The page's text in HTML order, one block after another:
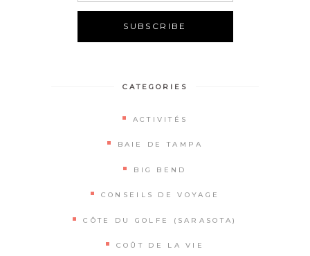
CATEGORIES
ACTIVITÉS
BAIE DE TAMPA
BIG BEND
CONSEILS DE VOYAGE
CÔTE DU GOLFE (SARASOTA)
COÛT DE LA VIE